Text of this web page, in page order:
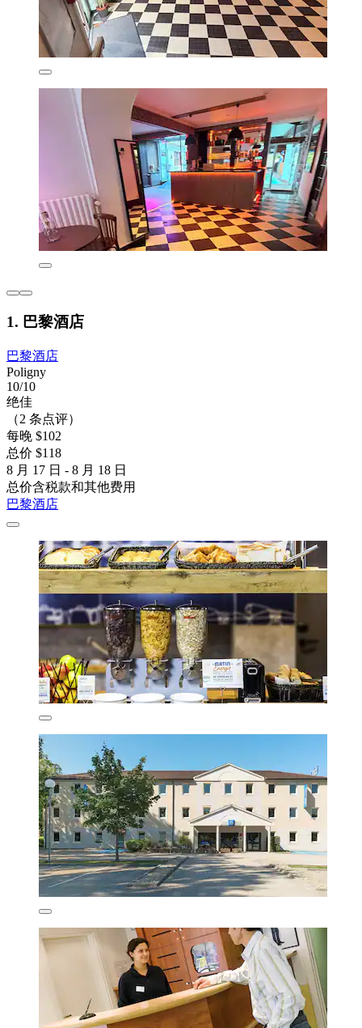
1. 巴黎酒店
巴黎酒店
Poligny
10/10
绝佳
（2 条点评）
每晚 $102
总价 $118
8 月 17 日 - 8 月 18 日
总价含税款和其他费用
巴黎酒店